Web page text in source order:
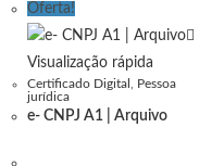
Oferta!
Visualização rápida
Certificado Digital
Pessoa
jurídica
e- CNPJ A1 | Arquivo